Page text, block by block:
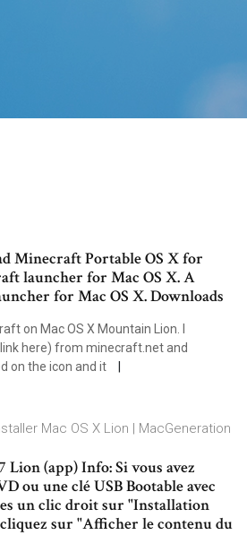
Minecraft Portable OS X for
launcher for Mac OS X. A
for Mac OS X. Downloads
on Mac OS X Mountain Lion. I
here) from minecraft.net and
on the icon and it
Mac OS X Lion | MacGeneration
Lion (app) Info: Si vous avez
ou une clé USB Bootable avec
un clic droit sur "Installation
sur "Afficher le contenu du